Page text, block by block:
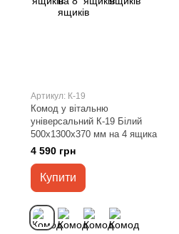
Артикул: К-19
Комод у вітальню
універсальний К-19 Білий
500х1300х370 мм на 4 ящика
4 590 грн
Купити